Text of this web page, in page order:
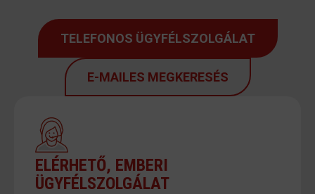
TELEFONOS ÜGYFÉLSZOLGÁLAT
E-MAILES MEGKERESÉS
ELÉRHETŐ, EMBERI
ÜGYFÉLSZOLGÁLAT